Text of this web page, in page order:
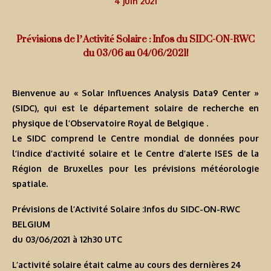
Prévisions de l’Activité Solaire : Infos du SIDC-ON-RWC
du 03/06 au 04/06/2021!
Bienvenue au « Solar Influences Analysis Data9 Center »
(SIDC), qui est le département solaire de recherche en
physique de l’Observatoire Royal de Belgique .
Le SIDC comprend le Centre mondial de données pour
l’indice d’activité solaire et le Centre d’alerte ISES de la
Région de Bruxelles pour les prévisions météorologie
spatiale.
Prévisions de l’Activité Solaire :Infos du SIDC-ON-RWC
BELGIUM
du 03/06/2021 à 12h30 UTC
L’activité solaire était calme au cours des dernières 24